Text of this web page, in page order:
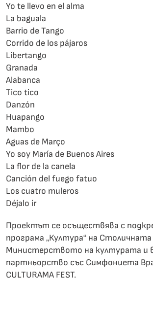
Yo te llevo en el alma
La baguala
Barrio de Tango
Corrido de los pájaros
Libertango
Granada
Alabanca
Tico tico
Danzón
Huapango
Mambo
Aguas de Março
Yo soy María de Buenos Aires
La flor de la canela
Canción del fuego fatuo
Los cuatro muleros
Déjalo ir
Проектът се осъществява с
програма „Култура“ на
Министерството на културата и
партньорство със Симфониета
CULTURAMA FEST.